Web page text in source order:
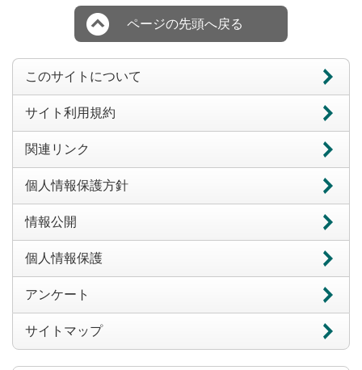
ページの先頭へ戻る
このサイトについて
サイト利用規約
関連リンク
個人情報保護方針
情報公開
個人情報保護
アンケート
サイトマップ